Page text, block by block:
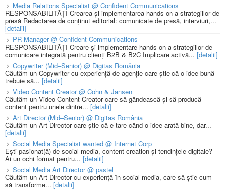
Media Relations Specialist @ Confident Communications
RESPONSABILITĂȚI Crearea și implementarea hands-on a strategiilor de
presă Redactarea de conținut editorial: comunicate de presă, interviuri,...
[detalii]
PR Manager @ Confident Communications
RESPONSABILITĂȚI Creare și implementare hands-on a strategiilor de
comunicare integrată pentru clienți B2B & B2C Implicare activă... [detalii]
Copywriter (Mid–Senior) @ Digitas România
Căutăm un Copywriter cu experiență de agenție care știe că o idee bună
trebuie să... [detalii]
Video Content Creator @ Cohn & Jansen
Căutăm un Video Content Creator care să gândească și să producă
content pentru unele dintre... [detalii]
Art Director (Mid–Senior) @ Digitas România
Căutăm un Art Director care știe că e tare când o idee arată bine, dar...
[detalii]
Social Media Specialist wanted @ Internet Corp
Ești pasionat(ă) de social media, content creation și tendințele digitale?
Ai un ochi format pentru... [detalii]
Social Media Art Director @ pastel
Căutăm un Art Director cu experiență în social media, care să știe cum
să transforme... [detalii]